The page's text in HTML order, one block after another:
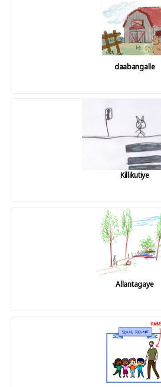
daabangalle
Killikutiye
Allantagaye